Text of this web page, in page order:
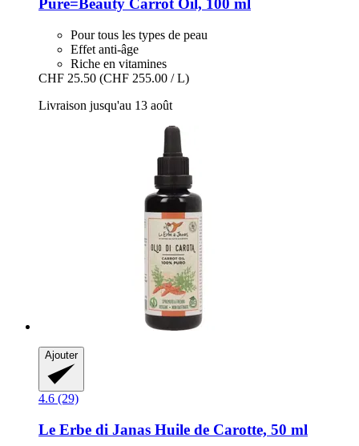
Pure=Beauty Carrot Oil, 100 ml
Pour tous les types de peau
Effet anti-âge
Riche en vitamines
CHF 25.50 (CHF 255.00 / L)
Livraison jusqu'au 13 août
Ajouter
4.6 (29)
Le Erbe di Janas Huile de Carotte, 50 ml